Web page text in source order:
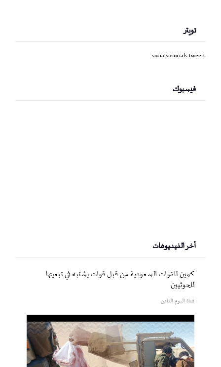
تويتر
socials::socials.tweets
فيسبوك
أخر الفيديوهات
كمين للقوات السعودية من قبل قوات يشتبه في تبعيتها
للحوثيين
قناة اليوم الثامن